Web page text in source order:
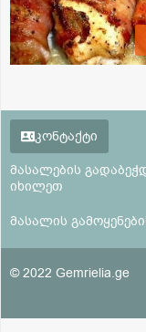
კონტაქტი
მასალების
იხილეთ
მასალის
© 2022 Gemrielia.ge